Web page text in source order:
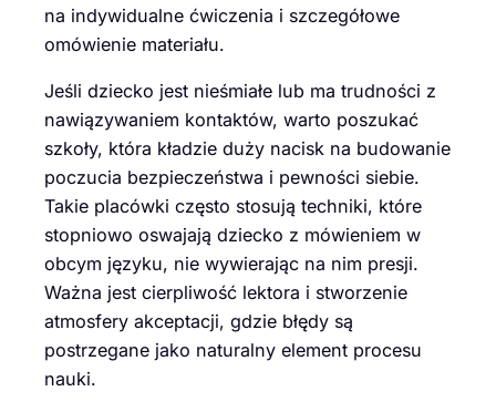
na indywidualne ćwiczenia i szczegółowe
omówienie materiału.
Jeśli dziecko jest nieśmiałe lub ma trudności z
nawiązywaniem kontaktów, warto poszukać
szkoły, która kładzie duży nacisk na budowanie
poczucia bezpieczeństwa i pewności siebie.
Takie placówki często stosują techniki, które
stopniowo oswajają dziecko z mówieniem w
obcym języku, nie wywierając na nim presji.
Ważna jest cierpliwość lektora i stworzenie
atmosfery akceptacji, gdzie błędy są
postrzegane jako naturalny element procesu
nauki.